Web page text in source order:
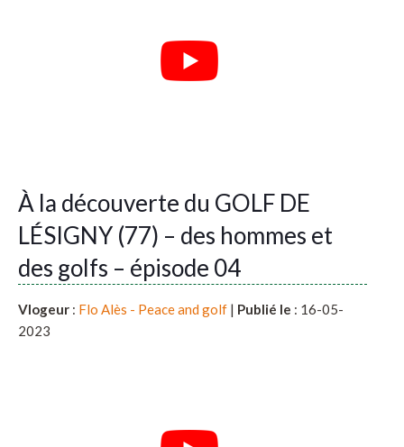
À la découverte du GOLF DE
LÉSIGNY (77) – des hommes et
des golfs – épisode 04
Vlogeur : Flo Alès - Peace and golf | Publié le : 16-05-
2023